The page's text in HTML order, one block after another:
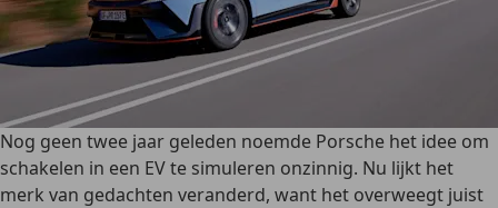
Nog geen twee jaar geleden noemde Porsche het idee om
schakelen in een EV te simuleren onzinnig. Nu lijkt het
merk van gedachten veranderd, want het overweegt juist